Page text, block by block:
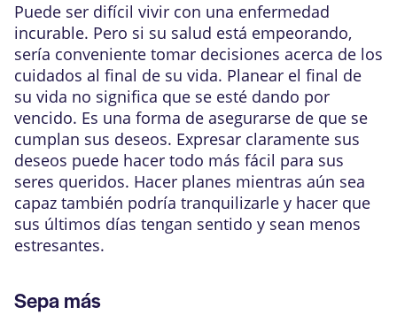
Puede ser difícil vivir con una enfermedad
incurable. Pero si su salud está empeorando,
sería conveniente tomar decisiones acerca de los
cuidados al final de su vida. Planear el final de
su vida no significa que se esté dando por
vencido. Es una forma de asegurarse de que se
cumplan sus deseos. Expresar claramente sus
deseos puede hacer todo más fácil para sus
seres queridos. Hacer planes mientras aún sea
capaz también podría tranquilizarle y hacer que
sus últimos días tengan sentido y sean menos
estresantes.
Sepa más